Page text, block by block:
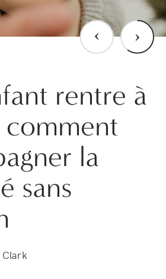
rentre à
comment
la
sans
Clark
› ›